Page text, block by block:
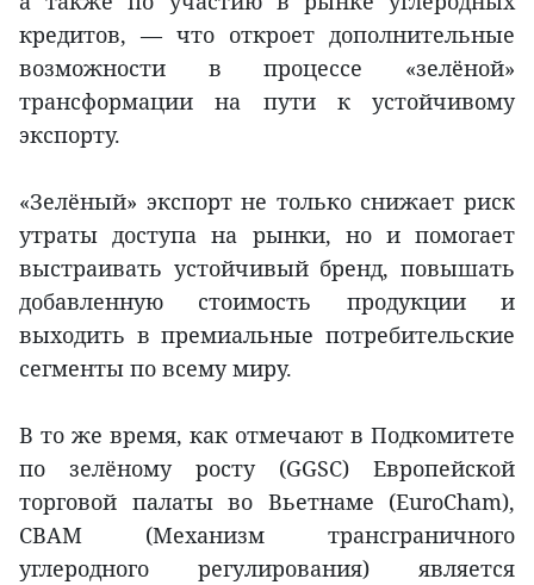
кредитов, — что откроет дополнительные
возможности в процессе «зелёной»
трансформации на пути к устойчивому
экспорту.
«Зелёный» экспорт не только снижает риск
утраты доступа на рынки, но и помогает
выстраивать устойчивый бренд, повышать
добавленную стоимость продукции и
выходить в премиальные потребительские
сегменты по всему миру.
В то же время, как отмечают в Подкомитете
по зелёному росту (GGSC) Европейской
торговой палаты во Вьетнаме (EuroCham),
CBAM (Механизм трансграничного
углеродного регулирования) является